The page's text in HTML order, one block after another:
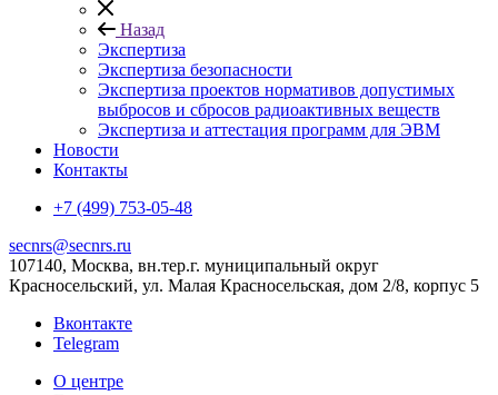
Назад
Экспертиза
Экспертиза безопасности
Экспертиза проектов нормативов допустимых
выбросов и сбросов радиоактивных веществ
Экспертиза и аттестация программ для ЭВМ
Новости
Контакты
+7 (499) 753-05-48
secnrs@secnrs.ru
107140, Москва, вн.тер.г. муниципальный округ
Красносельский, ул. Малая Красносельская, дом 2/8, корпус 5
Вконтакте
Telegram
О центре